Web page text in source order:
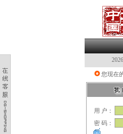
您现在
用 户：
密 码：